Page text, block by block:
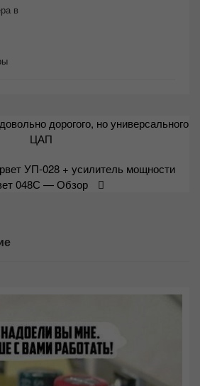
в
дорогого, но универсального
ЦАП
УП-028 + усилитель мощности
048С — Обзор